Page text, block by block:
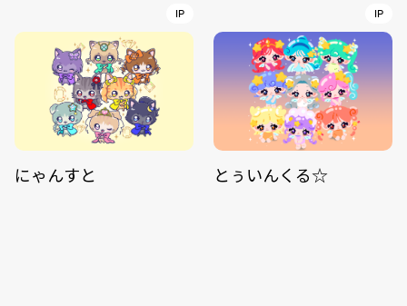
IP
にゃんすと
IP
とぅいんくる☆